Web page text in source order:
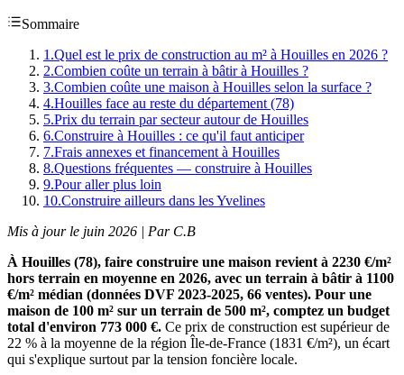
Sommaire
1 .Quel est le prix de construction au m² à Houilles en 2026 ?
2.Combien coûte un terrain à bâtir à Houilles ?
3.Combien coûte une maison à Houilles selon la surface ?
4.Houilles face au reste du département (78)
5.Prix du terrain par secteur autour de Houilles
6.Construire à Houilles : ce qu'il faut anticiper
7.Frais annexes et financement à Houilles
8.Questions fréquentes — construire à Houilles
9.Pour aller plus loin
10.Construire ailleurs dans les Yvelines
Mis à jour le juin 2026 | Par C.B
À Houilles (78), faire construire une maison revient à 2230 €/m²
hors terrain en moyenne en 2026, avec un terrain à bâtir à 1100
€/m² médian (données DVF 2023-2025, 66 ventes). Pour une
maison de 100 m² sur un terrain de 500 m², comptez un budget
total d'environ 773 000 €. Ce prix de construction est supérieur de
22 % à la moyenne de la région Île-de-France (1831 €/m²), un écart
qui s'explique surtout par la tension foncière locale.